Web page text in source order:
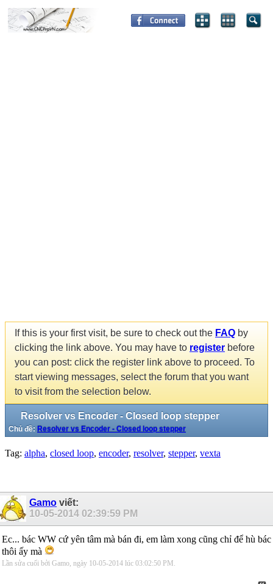
If this is your first visit, be sure to check out the FAQ by
clicking the link above. You may have to register before
you can post: click the register link above to proceed. To
start viewing messages, select the forum that you want
to visit from the selection below.
Resolver vs Encoder - Closed loop stepper
Chủ đề: Resolver vs Encoder - Closed loop stepper
Tag: alpha, closed loop, encoder, resolver, stepper, vexta
Gamo viết:
10-05-2014 02:39:59 PM
Ec... bác WW cứ yên tâm mà bán đi, em làm xong cũng chỉ để hù bác
thôi ấy mà
Lần sửa cuối bởi Gamo, ngày 10-05-2014 lúc 03:02:50 PM .